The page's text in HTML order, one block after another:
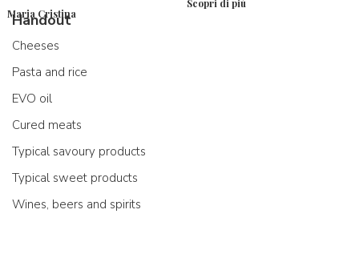
Maria Cristina
Scopri di più
Handout
Cheeses
Pasta and rice
EVO oil
Cured meats
Typical savoury products
Typical sweet products
Wines, beers and spirits